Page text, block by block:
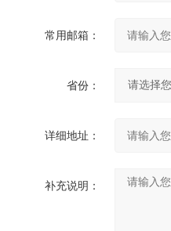
常用邮箱：
省份：
详细地址：
补充说明：